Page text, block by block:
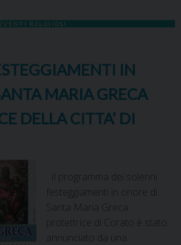
EVENTI RELIGIOSI
IN
MARIA GRECA
DELLA CITTA’ DI
Il programma dei solenni
festeggiamenti in onore di
Santa Maria Greca
protettrice di Corato è stato
annunciato da una